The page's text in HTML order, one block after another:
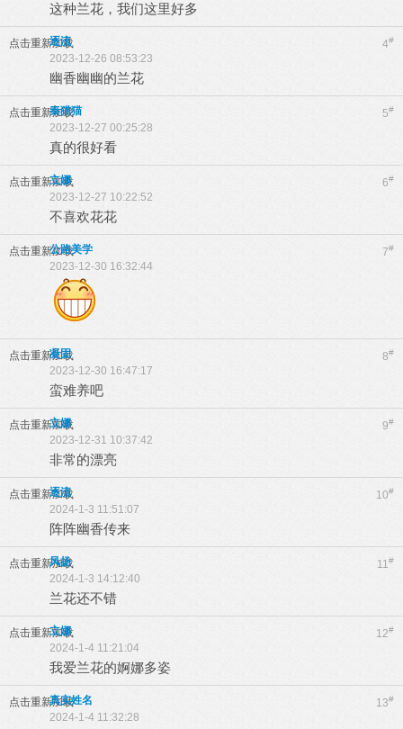
这种兰花，我们这里好多
点击重新加载 4#
逐流
2023-12-26 08:53:23
幽香幽幽的兰花
点击重新加载 5#
秦猫猫
2023-12-27 00:25:28
真的很好看
点击重新加载 6#
立娜
2023-12-27 10:22:52
不喜欢花花
点击重新加载 7#
公路美学
2023-12-30 16:32:44
点击重新加载 8#
凝固
2023-12-30 16:47:17
蛮难养吧
点击重新加载 9#
立娜
2023-12-31 10:37:42
非常的漂亮
点击重新加载 10#
逐流
2024-1-3 11:51:07
阵阵幽香传来
点击重新加载 11#
风扬
2024-1-3 14:12:40
兰花还不错
点击重新加载 12#
立娜
2024-1-4 11:21:04
我爱兰花的婀娜多姿
点击重新加载 13#
真实姓名
2024-1-4 11:32:28